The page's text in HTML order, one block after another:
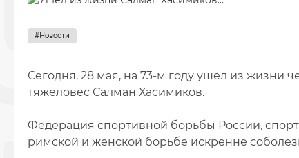
#Новости
Сегодня, 28 мая, на 73-м году ушел из
тяжеловес Салман Хасимиков.
Федерация спортивной борьбы России,
римской и женской борьбе искренне